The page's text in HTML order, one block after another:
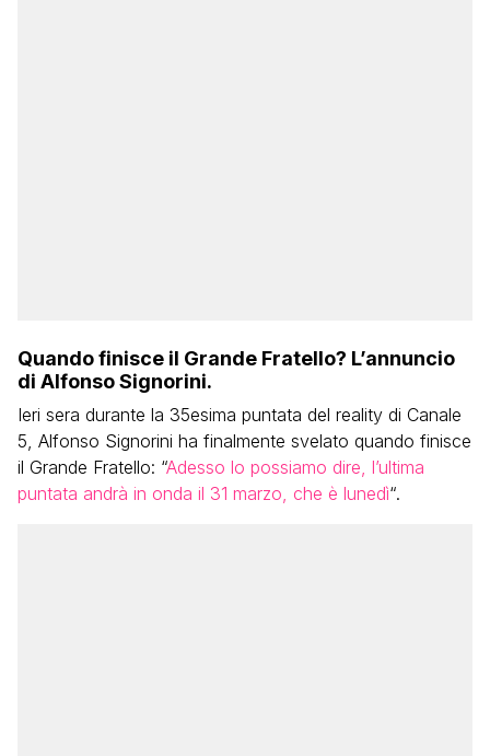
Quando finisce il Grande Fratello? L’annuncio
di Alfonso Signorini.
Ieri sera durante la 35esima puntata del reality di Canale
5, Alfonso Signorini ha finalmente svelato quando finisce
il Grande Fratello: “Adesso lo possiamo dire, l’ultima
puntata andrà in onda il 31 marzo, che è lunedì“.